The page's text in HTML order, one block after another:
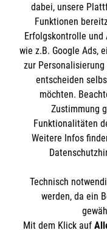
Mitarbeiten &
Wir Malteser
Kontakt
Impressum
Datenschutz
Malteser
Malteserorden
Malteser Jugend
Malteser
Sharepoint
Empfänger:
IBAN:
BIC:
Soziale
dabei, unsere
Funktionen
Erfolgskontrolle und
wie z.B. Google Ads,
zur
entscheiden
möchten.
Zustimmung
Funktionalitäten
Weitere Infos
Technisch
werden, da ein
Mit dem Klick auf